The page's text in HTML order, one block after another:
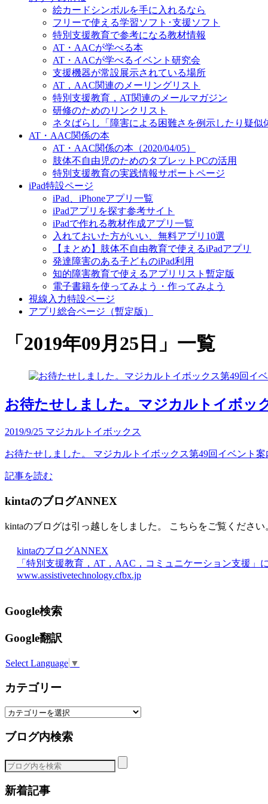
絵カードシンボルを手に入れるなら
フリーで使える学習ソフト･支援ソフト
特別支援教育で参考になる教材情報
AT・AACが学べる本
AT・AACが学べるイベント研究会
支援機器が常設展示されている場所
AT，AAC関連のメーリングリスト
特別支援教育，AT関連のメールマガジン
研修のためのリンクリスト
ネタばらし「障害による困難さを例示したり疑似
AT・AAC関係の本
AT・AAC関係の本（2020/04/05）
肢体不自由児のためのタブレットPCの活用
特別支援教育の実践情報サポートページ
iPad特設ページ
iPad、iPhoneアプリ一覧
iPadアプリを探す参考サイト
iPadで作れる教材作成アプリ一覧
入れておいた方がいい、無料アプリ10選
【まとめ】肢体不自由教育で使えるiPadアプリ
発達障害のある子どものiPad利用
知的障害教育で使えるアプリリスト暫定版
電子書籍を使ってみよう・作ってみよう
視線入力特設ページ
アプリ総合ページ（暫定版）
「 2019年09月25日 」 一覧
お待たせしました。マジカルトイボッ
2019/9/25 マジカルトイボックス
お待たせしました。 マジカルトイボックス第49回イベント
記事を読む
kintaのブログANNEX
kintaのブログは引っ越しをしました。 こちらをご覧ください
kintaのブログANNEX
「特別支援教育，AT，AAC，コミュニケーション支援」
www.assistivetechnology.cfbx.jp
Google検索
Google翻訳
Select Language ▼
カテゴリー
カ
ゴ
ー
ブログ内検索
新着記事